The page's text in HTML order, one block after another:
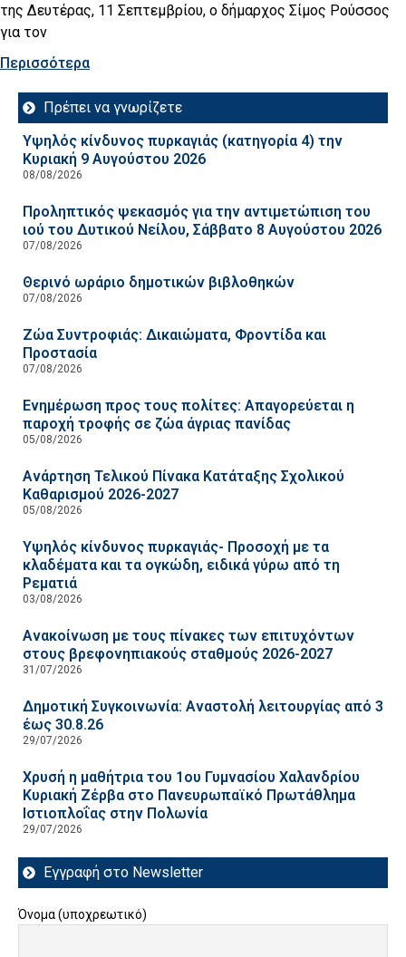
της Δευτέρας, 11 Σεπτεμβρίου, ο δήμαρχος Σίμος Ρούσσος
για τον
Περισσότερα
Πρέπει να γνωρίζετε
Υψηλός κίνδυνος πυρκαγιάς (κατηγορία 4) την
Κυριακή 9 Αυγούστου 2026
08/08/2026
Προληπτικός ψεκασμός για την αντιμετώπιση του
ιού του Δυτικού Νείλου, Σάββατο 8 Αυγούστου 2026
07/08/2026
Θερινό ωράριο δημοτικών βιβλοθηκών
07/08/2026
Ζώα Συντροφιάς: Δικαιώματα, Φροντίδα και
Προστασία
07/08/2026
Ενημέρωση προς τους πολίτες: Απαγορεύεται η
παροχή τροφής σε ζώα άγριας πανίδας
05/08/2026
Ανάρτηση Τελικού Πίνακα Κατάταξης Σχολικού
Καθαρισμού 2026-2027
05/08/2026
Υψηλός κίνδυνος πυρκαγιάς- Προσοχή με τα
κλαδέματα και τα ογκώδη, ειδικά γύρω από τη
Ρεματιά
03/08/2026
Ανακοίνωση με τους πίνακες των επιτυχόντων
στους βρεφονηπιακούς σταθμούς 2026-2027
31/07/2026
Δημοτική Συγκοινωνία: Αναστολή λειτουργίας από 3
έως 30.8.26
29/07/2026
Χρυσή η μαθήτρια του 1ου Γυμνασίου Χαλανδρίου
Κυριακή Ζέρβα στο Πανευρωπαϊκό Πρωτάθλημα
Ιστιοπλοΐας στην Πολωνία
29/07/2026
Εγγραφή στο Newsletter
Όνομα (υποχρεωτικό)